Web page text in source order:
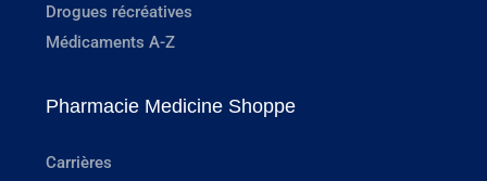
Drogues récréatives
Médicaments A-Z
Pharmacie Medicine Shoppe
Carrières